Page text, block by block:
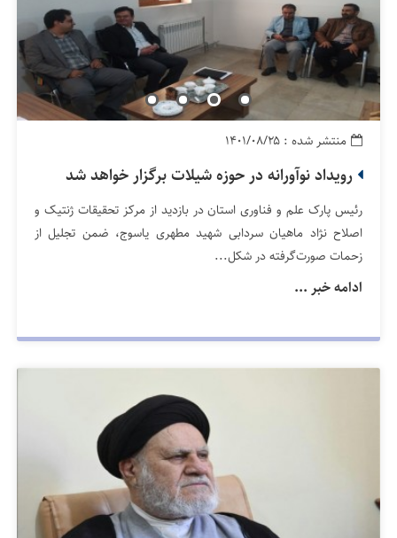
منتشر شده : ۱۴۰۱/۰۸/۲۵
رویداد نوآورانه در حوزه شیلات برگزار خواهد شد
رئیس پارک علم و فناوری استان در بازدید از مرکز تحقیقات ژنتیک و
اصلاح نژاد ماهیان سردابی شهید مطهری یاسوج، ضمن تجلیل از
زحمات صورت‌گرفته در شکل...
ادامه خبر ...